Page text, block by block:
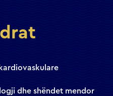
dhe shëndet mendor